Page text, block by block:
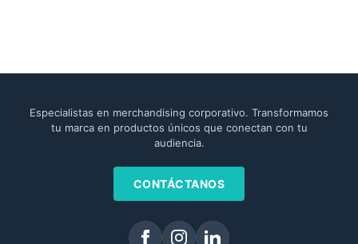
Especialistas en merchandising corporativo. Transformamos
tu marca en productos únicos que conectan con tu
audiencia.
CONTÁCTANOS